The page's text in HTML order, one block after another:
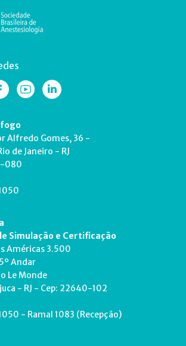
Alfredo Gomes, 36 -
de Janeiro - RJ
080
Simulação e Certificação
Américas 3.500
Andar
Le Monde
- RJ - Cep: 22640-102
- Ramal 1083 (Recepção)